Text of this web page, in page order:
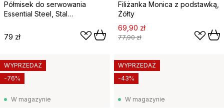
Półmisek do serwowania
Essential Steel, Stal
79 zł
Filiżanka Monica z podstawką,
Żółty
69,90 zł
77,90 zł
W magazynie
WYPRZEDAŻ
-76%
W magazynie
WYPRZEDAŻ
-43%